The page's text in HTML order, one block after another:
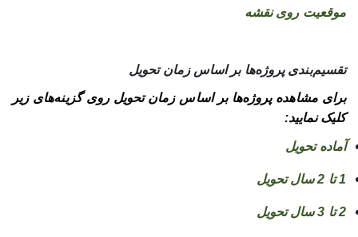
موقعیت روی نقشه
تقسیم‌بندی پروژه‌ها بر اساس زمان تحویل
برای مشاهده پروژه‌ها بر اساس زمان تحویل روی گزینه‌های زیر
کلیک نمایید:
آماده تحویل
1 تا 2 سال تحویل
2 تا 3 سال تحویل